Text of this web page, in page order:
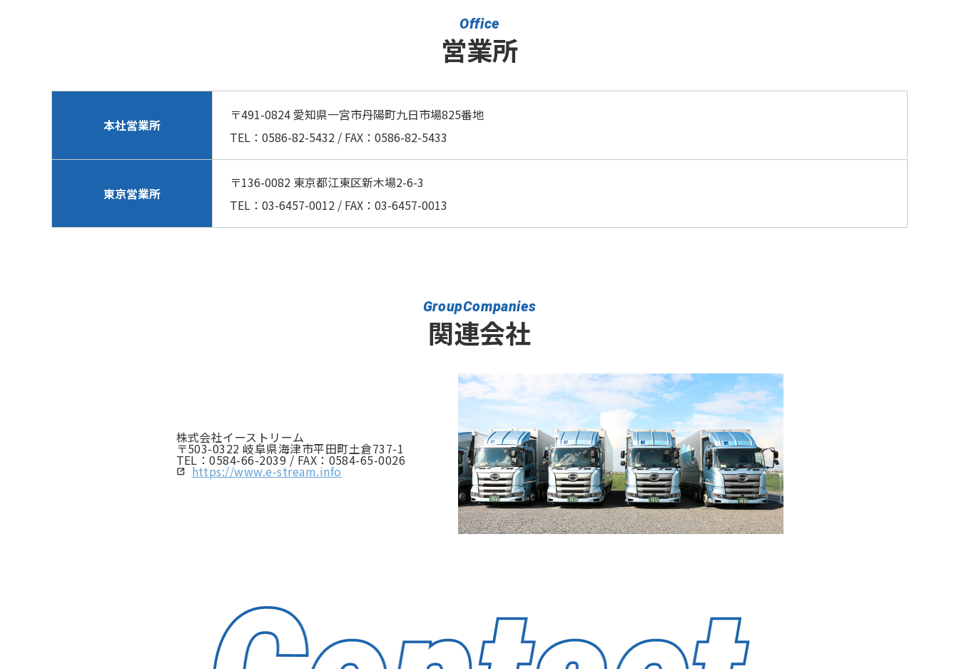
Office
営業所
本社営業所
〒491-0824 愛知県一宮市丹陽町九日市場825番地
TEL：0586-82-5432 / FAX：0586-82-5433
東京営業所
〒136-0082 東京都江東区新木場2-6-3
TEL：03-6457-0012 / FAX：03-6457-0013
GroupCompanies
関連会社
株式会社イーストリーム
〒503-0322 岐阜県海津市平田町土倉737-1
TEL：0584-66-2039 / FAX：0584-65-0026
https://www.e-stream.info